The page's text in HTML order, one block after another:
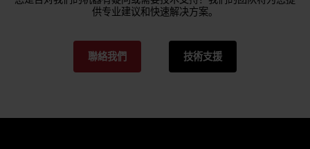
供专业建议和快速解决方案。
聯絡我們 技術支援